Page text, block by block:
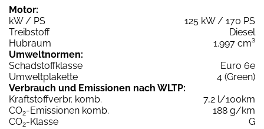
Motor:
kW / PS
125 kW / 170 PS
Treibstoff
Diesel
Hubraum
1.997 cm³
Umweltnormen:
Schadstoffklasse
Euro 6e
Umweltplakette
4 (Green)
Verbrauch und Emissionen nach WLTP:
Kraftstoffverbr. komb.
7,2 l/100km
CO2-Emissionen komb.
188 g/km
CO2-Klasse
G